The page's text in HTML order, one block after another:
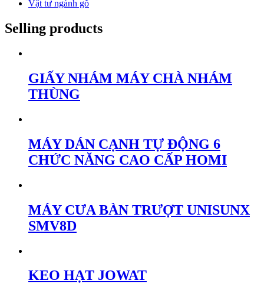
Vật tư ngành gỗ
Selling products
GIẤY NHÁM MÁY CHÀ NHÁM
THÙNG
MÁY DÁN CẠNH TỰ ĐỘNG 6
CHỨC NĂNG CAO CẤP HOMI
MÁY CƯA BÀN TRƯỢT UNISUNX
SMV8D
KEO HẠT JOWAT